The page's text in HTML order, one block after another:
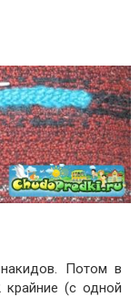
Потом в
(с одной